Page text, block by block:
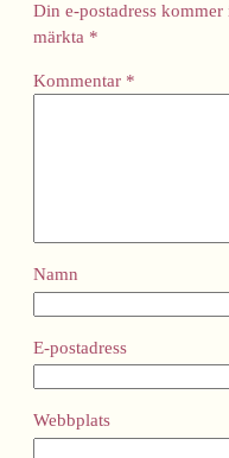
Din e-postadress kommer
märkta *
Kommentar *
Namn
E-postadress
Webbplats